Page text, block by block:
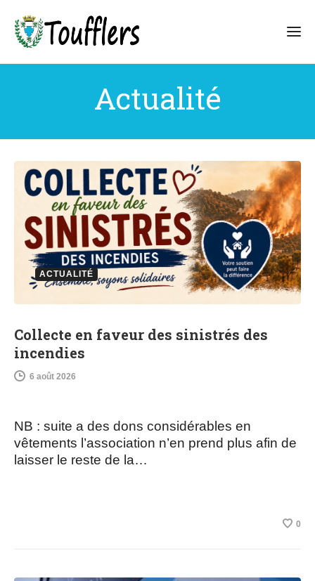
Actualité
ACTUALITÉ
Collecte en faveur des sinistrés des
incendies
6 août 2026
NB : suite a des dons considérables en
vêtements l’association n’en prend plus afin de
laisser le reste de la…
0